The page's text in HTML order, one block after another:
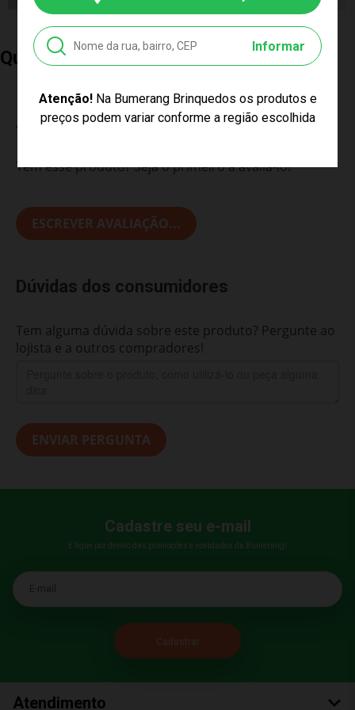
Informar
Atenção!Na Bumerang Brinquedos os produtos e
preços podem variar conforme a região escolhida
Quem Comprou, Também Levou
Avaliações do Produto
Tem esse produto? Seja o primeiro a avaliá-lo!
ESCREVER AVALIAÇÃO...
Dúvidas dos consumidores
Tem alguma dúvida sobre este produto? Pergunte ao
lojista e a outros compradores!
ENVIAR PERGUNTA
Cadastre seu e-mail
E fique por dentro das promoções e novidades da Bumerang!
E-mail
Atendimento